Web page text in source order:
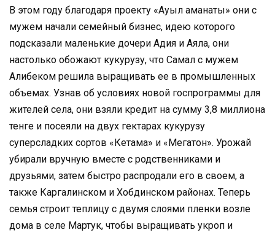
В этом году благодаря проекту «Ауыл аманаты» они с
мужем начали семейный бизнес, идею которого
подсказали маленькие дочери Адия и Аяла, они
настолько обожают кукурузу, что Самал с мужем
Алибеком решила выращивать ее в промышленных
объемах. Узнав об условиях новой госпрограммы для
жителей села, они взяли кредит на сумму 3,8 миллиона
тенге и посеяли на двух гектарах кукурузу
суперсладких сортов «Кетама» и «Мегатон». Урожай
убирали вручную вместе с родственниками и
друзьями, затем быстро распродали его в своем, а
также Каргалинском и Хобдинском районах. Теперь
семья строит теплицу с двумя слоями пленки возле
дома в селе Мартук, чтобы выращивать укроп и